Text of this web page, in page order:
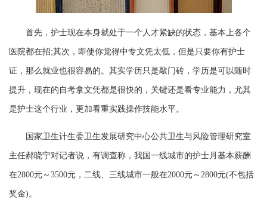
首先，护士现在本身就处于一个人才紧缺的状态，基本上各个
医院都在招;其次，即使你觉得中专文凭太低，但是只要你有护士
证，那么就业也很容易的。其实学历只是敲门砖，学历是可以随时
提升，现在的自考拿文凭都是很快的，关键还是看专业能力，尤其
是护士这个行业，更加看重实践操作技能水平。
国家卫生计生委卫生发展研究中心公共卫生与风险管理研究室
主任郝晓宁对记者说，有调查称，我国一线城市的护士月基本薪酬
在2800元～3500元，二线、三线城市一般在2000元～2800元(不包括
奖金)。